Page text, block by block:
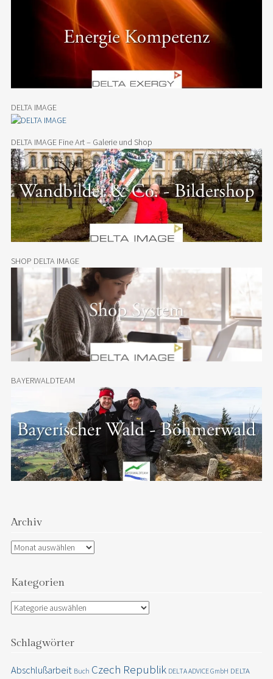
DELTA IMAGE
DELTA IMAGE Fine Art – Galerie und Shop
SHOP DELTA IMAGE
BAYERWALDTEAM
Archiv
Archiv
Kategorien
Kategorien
Schlagwörter
Abschlußarbeit Buch Czech Republik DELTA ADVICE GmbH DELTA